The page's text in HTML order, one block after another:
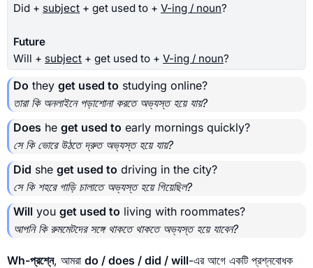
Did + subject + get used to + V-ing / noun?
Future
Will + subject + get used to + V-ing / noun?
Do they get used to studying online?
তারা কি অনলাইনে পড়াশোনা করতে অভ্যস্ত হয়ে যায়?
Does he get used to early mornings quickly?
সে কি ভোরে উঠতে দ্রুত অভ্যস্ত হয়ে যায়?
Did she get used to driving in the city?
সে কি শহরে গাড়ি চালাতে অভ্যস্ত হয়ে গিয়েছিল?
Will you get used to living with roommates?
আপনি কি রুমমেটদের সঙ্গে থাকতে থাকতে অভ্যস্ত হয়ে যাবেন?
Wh-প্রশ্নে, আমরা do / does / did / will-এর আগে একটি প্রশ্নবোধক